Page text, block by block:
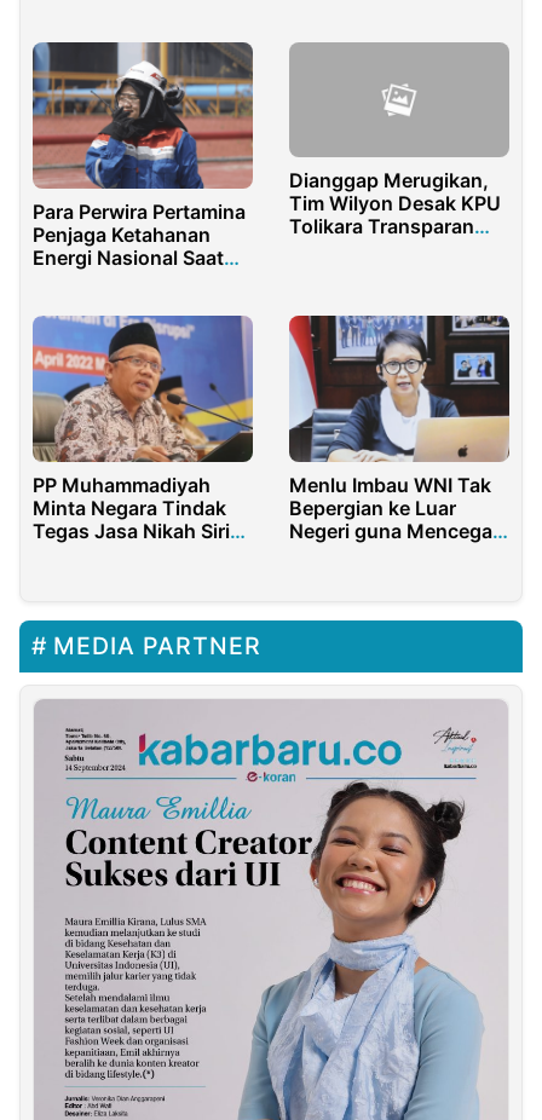
Para Perwira Pertamina
Penjaga Ketahanan
Energi Nasional Saat
Dianggap Merugikan,
Tim Wilyon Desak KPU
Tolikara Transparan
PP Muhammadiyah
Minta Negara Tindak
Tegas Jasa Nikah Siri
Menlu Imbau WNI Tak
Bepergian ke Luar
Negeri guna Mencegah
MEDIA PARTNER